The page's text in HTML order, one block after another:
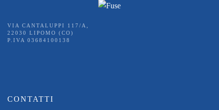
VIA CANTALUPPI 117/A,
22030 LIPOMO (CO)
P.IVA 03684100138
CONTATTI